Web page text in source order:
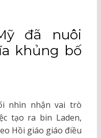
đã nuôi
khủng bố
nhìn nhận vai trò
tạo ra bin Laden,
Hồi giáo giáo điều